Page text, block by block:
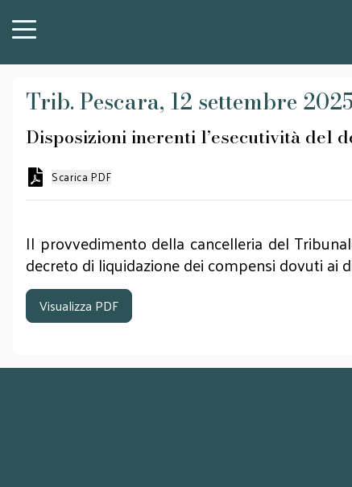
Trib. Pescara, 12 settembre
Disposizioni inerenti l’esecutività del
Scarica PDF
Il provvedimento della cancelleria del
decreto di liquidazione dei compensi dovuti ai
Visualizza PDF